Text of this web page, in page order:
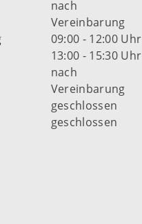
nach
Vereinbarung
09:00 - 12:00 Uhr
13:00 - 15:30 Uhr
nach
Vereinbarung
geschlossen
geschlossen